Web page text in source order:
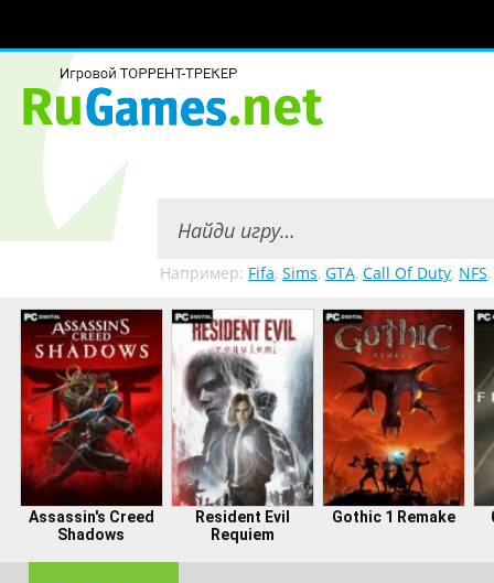
Например: Fifa, Sims, GTA, Call Of Duty, NFS,
Assassin's Creed
Shadows
Resident Evil
Requiem
Gothic 1 Remake